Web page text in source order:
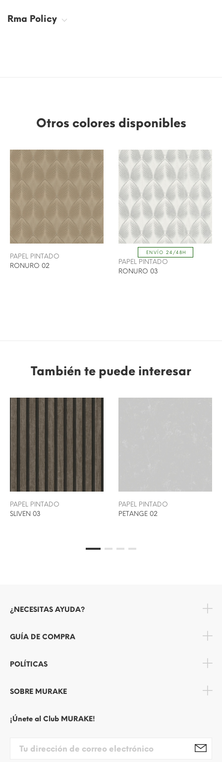
Rma Policy
Otros colores disponibles
PAPEL PINTADO
RONURO 02
ENVÍO 24/48H
PAPEL PINTADO
RONURO 03
También te puede interesar
PAPEL PINTADO
SLIVEN 03
PAPEL PINTADO
PETANGE 02
¿NECESITAS AYUDA?
GUÍA DE COMPRA
POLÍTICAS
SOBRE MURAKE
¡Únete al Club MURAKE!